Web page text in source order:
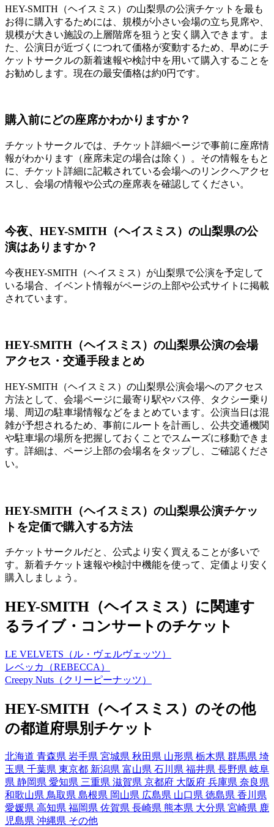
HEY-SMITH（ヘイスミス）の山梨県の公演チケットを最も
お得に購入するためには、規模が小さい会場の立ち見席や、
規模が大きい施設の上層階席を狙うと安く購入できます。ま
た、公演日が近づくにつれて価格が変動するため、早めにチ
ケットサークルの新着速報や検討中を用いて購入することを
お勧めします。現在の最安価格は約0円です。
購入前にどの座席かわかりますか？
チケットサークルでは、チケット詳細ページで事前に座席情
報がわかります（座席未定の場合は除く）。その情報をもと
に、チケット詳細に記載されている会場へのリンクへアクセ
スし、会場の情報や公式の座席表を確認してください。
今夜、HEY-SMITH（ヘイスミス）の山梨県の公
演はありますか？
今夜HEY-SMITH（ヘイスミス）が山梨県で公演を予定して
いる場合、イベント情報がページの上部や公式サイトに掲載
されています。
HEY-SMITH（ヘイスミス）の山梨県公演の会場
アクセス・交通手段まとめ
HEY-SMITH（ヘイスミス）の山梨県公演会場へのアクセス
方法として、会場ページに最寄り駅やバス停、タクシー乗り
場、周辺の駐車場情報などをまとめています。公演当日は混
雑が予想されるため、事前にルートを計画し、公共交通機関
や駐車場の場所を把握しておくことでスムーズに移動できま
す。詳細は、ページ上部の会場名をタップし、ご確認くださ
い。
HEY-SMITH（ヘイスミス）の山梨県公演チケッ
トを定価で購入する方法
チケットサークルだと、公式より安く買えることが多いで
す。新着チケット速報や検討中機能を使って、定価より安く
購入しましょう。
HEY-SMITH（ヘイスミス）に関連す
るライブ・コンサートのチケット
LE VELVETS（ル・ヴェルヴェッツ）
レベッカ（REBECCA）
Creepy Nuts（クリーピーナッツ）
HEY-SMITH（ヘイスミス）のその他
の都道府県別チケット
北海道 青森県 岩手県 宮城県 秋田県 山形県 栃木県 群馬県 埼
玉県 千葉県 東京都 新潟県 富山県 石川県 福井県 長野県 岐阜
県 静岡県 愛知県 三重県 滋賀県 京都府 大阪府 兵庫県 奈良県
和歌山県 鳥取県 島根県 岡山県 広島県 山口県 徳島県 香川県
愛媛県 高知県 福岡県 佐賀県 長崎県 熊本県 大分県 宮崎県 鹿
児島県 沖縄県 その他